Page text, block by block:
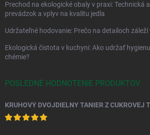
Prechod na ekologické obaly v praxi: Technická
prevádzok a vplyv na kvalitu jedla
Udržateľné hodovanie: Prečo na detailoch záleží
Ekologická čistota v kuchyni: Ako udržať
chémie?
POSLEDNÉ HODNOTENIE PRODUKTOV